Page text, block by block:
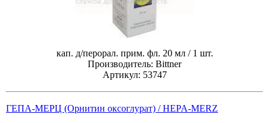
кап. д/перорал. прим. фл. 20 мл / 1 шт.
Производитель: Bittner
Артикул: 53747
ГЕПА-МЕРЦ (Орнитин оксоглурат) / HEPA-MERZ